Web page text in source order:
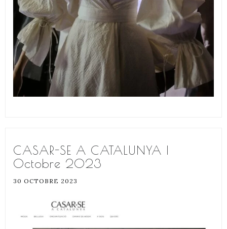
CASAR-SE A CATALUNYA |
Octobre 2023
30 OCTOBRE 2023